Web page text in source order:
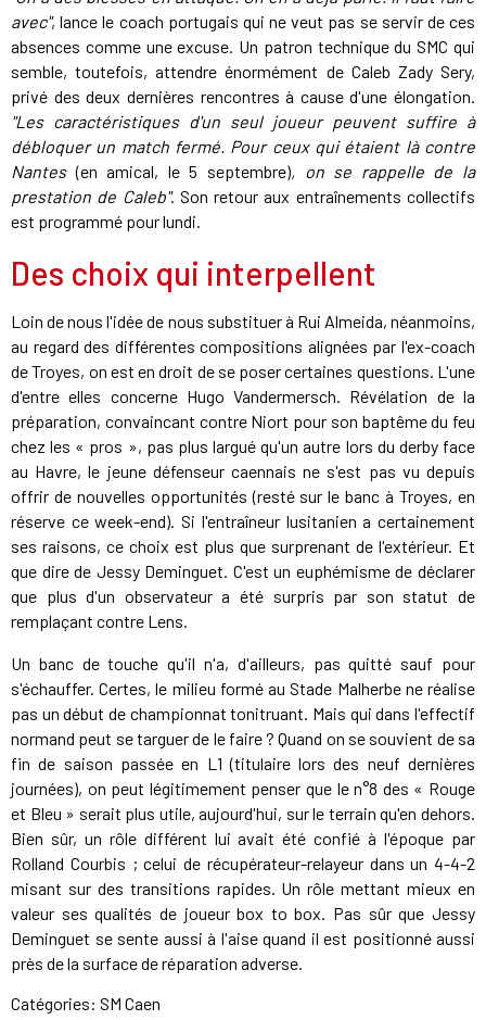
avec", lance le coach portugais qui ne veut pas se servir de ces
absences comme une excuse. Un patron technique du SMC qui
semble, toutefois, attendre énormément de Caleb Zady Sery,
privé des deux dernières rencontres à cause d'une élongation.
"Les caractéristiques d'un seul joueur peuvent suffire à
débloquer un match fermé. Pour ceux qui étaient là contre
Nantes(en amical, le 5 septembre), on se rappelle de la
prestation de Caleb". Son retour aux entraînements collectifs
est programmé pour lundi.
Des choix qui interpellent
Loin de nous l'idée de nous substituer à Rui Almeida, néanmoins,
au regard des différentes compositions alignées par l'ex-coach
de Troyes, on est en droit de se poser certaines questions. L'une
d'entre elles concerne Hugo Vandermersch. Révélation de la
préparation, convaincant contre Niort pour son baptême du feu
chez les « pros », pas plus largué qu'un autre lors du derby face
au Havre, le jeune défenseur caennais ne s'est pas vu depuis
offrir de nouvelles opportunités (resté sur le banc à Troyes, en
réserve ce week-end). Si l'entraîneur lusitanien a certainement
ses raisons, ce choix est plus que surprenant de l'extérieur. Et
que dire de Jessy Deminguet. C'est un euphémisme de déclarer
que plus d'un observateur a été surpris par son statut de
remplaçant contre Lens.
Un banc de touche qu'il n'a, d'ailleurs, pas quitté sauf pour
s'échauffer. Certes, le milieu formé au Stade Malherbe ne réalise
pas un début de championnat tonitruant. Mais qui dans l'effectif
normand peut se targuer de le faire ? Quand on se souvient de sa
fin de saison passée en L1 (titulaire lors des neuf dernières
journées), on peut légitimement penser que le n°8 des « Rouge
et Bleu » serait plus utile, aujourd'hui, sur le terrain qu'en dehors.
Bien sûr, un rôle différent lui avait été confié à l'époque par
Rolland Courbis ; celui de récupérateur-relayeur dans un 4-4-2
misant sur des transitions rapides. Un rôle mettant mieux en
valeur ses qualités de joueur box to box. Pas sûr que Jessy
Deminguet se sente aussi à l'aise quand il est positionné aussi
près de la surface de réparation adverse.
Catégories: SM Caen